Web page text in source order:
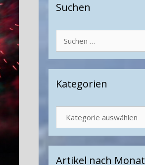
Suchen
nach:
Kategorien
Artikel nach Monat